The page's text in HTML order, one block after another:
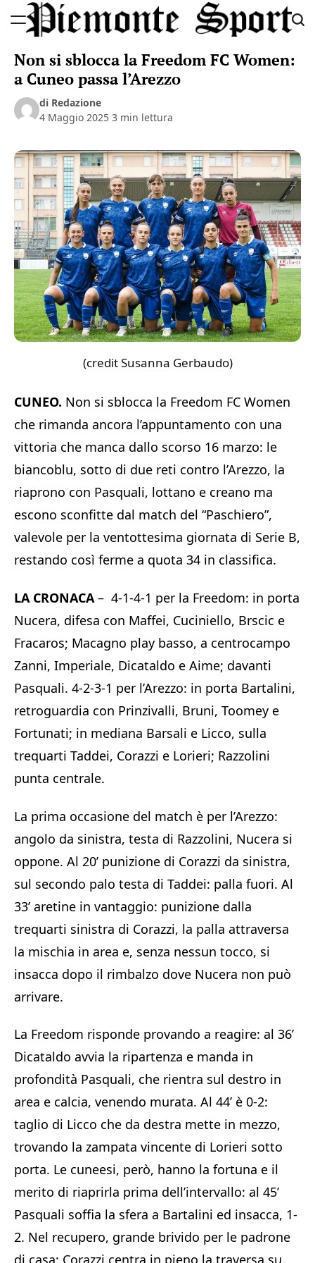
to
Sport
Non si sblocca la Freedom FC Women:
a Cuneo passa l’Arezzo
di Redazione
4 Maggio 2025 3 min lettura
(credit Susanna Gerbaudo)
CUNEO. Non si sblocca la Freedom FC Women
che rimanda ancora l’appuntamento con una
vittoria che manca dallo scorso 16 marzo: le
biancoblu, sotto di due reti contro l’Arezzo, la
riaprono con Pasquali, lottano e creano ma
escono sconfitte dal match del “Paschiero”,
valevole per la ventottesima giornata di Serie B,
restando così ferme a quota 34 in classifica.
LA CRONACA– 4-1-4-1 per la Freedom: in porta
Nucera, difesa con Maffei, Cuciniello, Brscic e
Fracaros; Macagno play basso, a centrocampo
Zanni, Imperiale, Dicataldo e Aime; davanti
Pasquali. 4-2-3-1 per l’Arezzo: in porta Bartalini,
retroguardia con Prinzivalli, Bruni, Toomey e
Fortunati; in mediana Barsali e Licco, sulla
trequarti Taddei, Corazzi e Lorieri; Razzolini
punta centrale.
La prima occasione del match è per l’Arezzo:
angolo da sinistra, testa di Razzolini, Nucera si
oppone. Al 20’ punizione di Corazzi da sinistra,
sul secondo palo testa di Taddei: palla fuori. Al
33’ aretine in vantaggio: punizione dalla
trequarti sinistra di Corazzi, la palla attraversa
la mischia in area e, senza nessun tocco, si
insacca dopo il rimbalzo dove Nucera non può
arrivare.
La Freedom risponde provando a reagire: al 36’
Dicataldo avvia la ripartenza e manda in
profondità Pasquali, che rientra sul destro in
area e calcia, venendo murata. Al 44’ è 0-2:
taglio di Licco che da destra mette in mezzo,
trovando la zampata vincente di Lorieri sotto
porta. Le cuneesi, però, hanno la fortuna e il
merito di riaprirla prima dell’intervallo: al 45’
Pasquali soffia la sfera a Bartalini ed insacca, 1-
2. Nel recupero, grande brivido per le padrone